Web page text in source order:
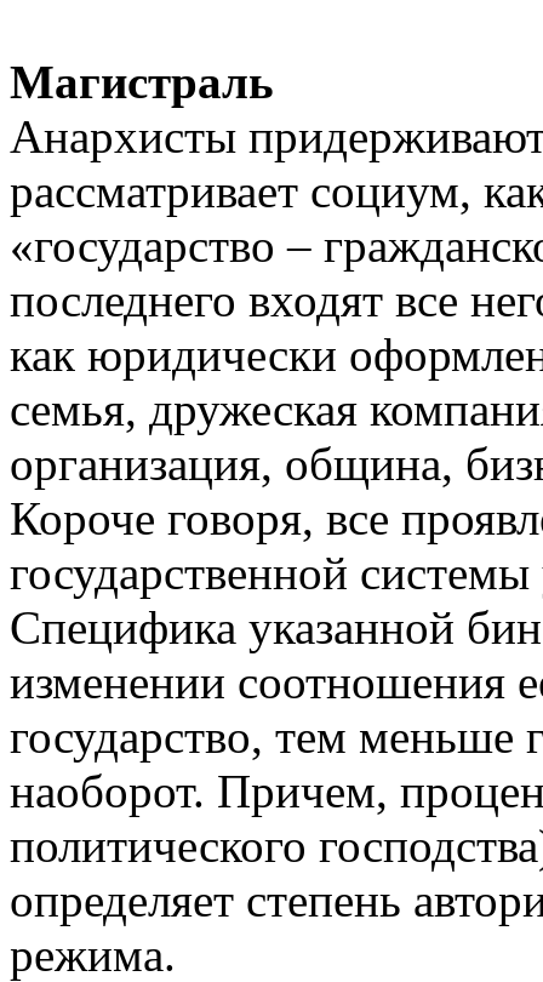
Магистраль
Анархисты
рассматривает социум,
«государство –
последнего входят все
как юридически
семья, дружеская
организация, община,
Короче говоря, все
государственной
Специфика указанной
изменении соотношения
государство, тем меньше
наоборот. Причем,
политического
определяет степень
режима.